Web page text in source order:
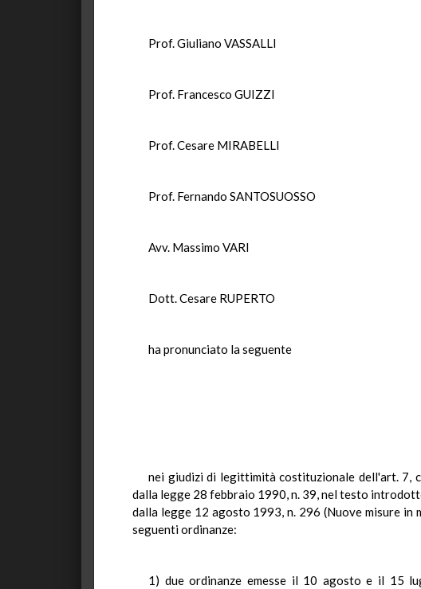
Prof. Giuliano VASSALLI
Prof. Francesco GUIZZI
Prof. Cesare MIRABELLI
Prof. Fernando SANTOSUOSSO
Avv. Massimo VARI
Dott. Cesare RUPERTO
ha pronunciato la seguente
nei giudizi di legittimità costituzionale dell'art. 7,
dalla legge 28 febbraio 1990, n. 39, nel testo
dalla legge 12 agosto 1993, n. 296 (Nuove misure
seguenti ordinanze:
1) due ordinanze emesse il 10 agosto e il 15